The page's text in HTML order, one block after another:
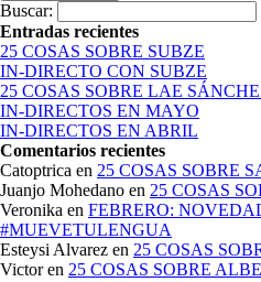
Buscar:
Entradas recientes
25 COSAS SOBRE SUBZE
IN-DIRECTO CON SUBZE
25 COSAS SOBRE LAE
IN-DIRECTOS EN MAYO
IN-DIRECTOS EN ABRIL
Comentarios recientes
Catoptrica en 25 COSAS SOBRE
Juanjo Mohedano en 25 COSAS
Veronika en FEBRERO:
#MUEVETULENGUA
Esteysi Alvarez en 25 COSAS
Victoren 25 COSAS SOBRE